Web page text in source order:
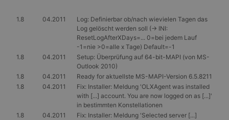
1.8 04.2011
Log: Definierbar ob/nach wievielen Tagen das
Log gelöscht werden soll (-> INI:
ResetLogAfterXDays=... 0=bei jedem Lauf
-1=nie >0=alle x Tage) Default=-1
1.8
04.2011
Setup: Überprüfung auf 64-bit-MAPI (von MS-
Outlook 2010)
1.8
04.2011
Ready for aktuellste MS-MAPI-Version 6.5.8211
1.8
04.2011
Fix: Installer: Meldung 'OLXAgent was installed
with [...] account. You are now logged on as [...]'
in bestimmten Konstellationen
1.8
04.2011
Fix: Installer: Meldung 'Selected server [...]